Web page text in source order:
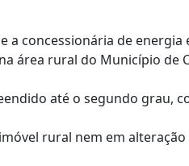
a concessionária de energia
área rural do Município de
até o segundo grau,
rural nem em